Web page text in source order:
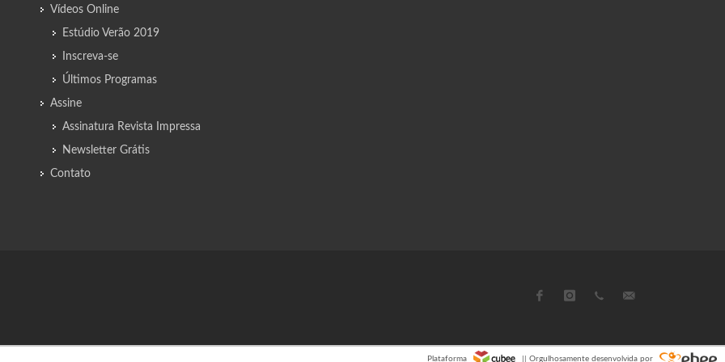
Vídeos Online
Estúdio Verão 2019
Inscreva-se
Últimos Programas
Assine
Assinatura Revista Impressa
Newsletter Grátis
Contato
Plataforma || Orgulhosamente desenvolvida por